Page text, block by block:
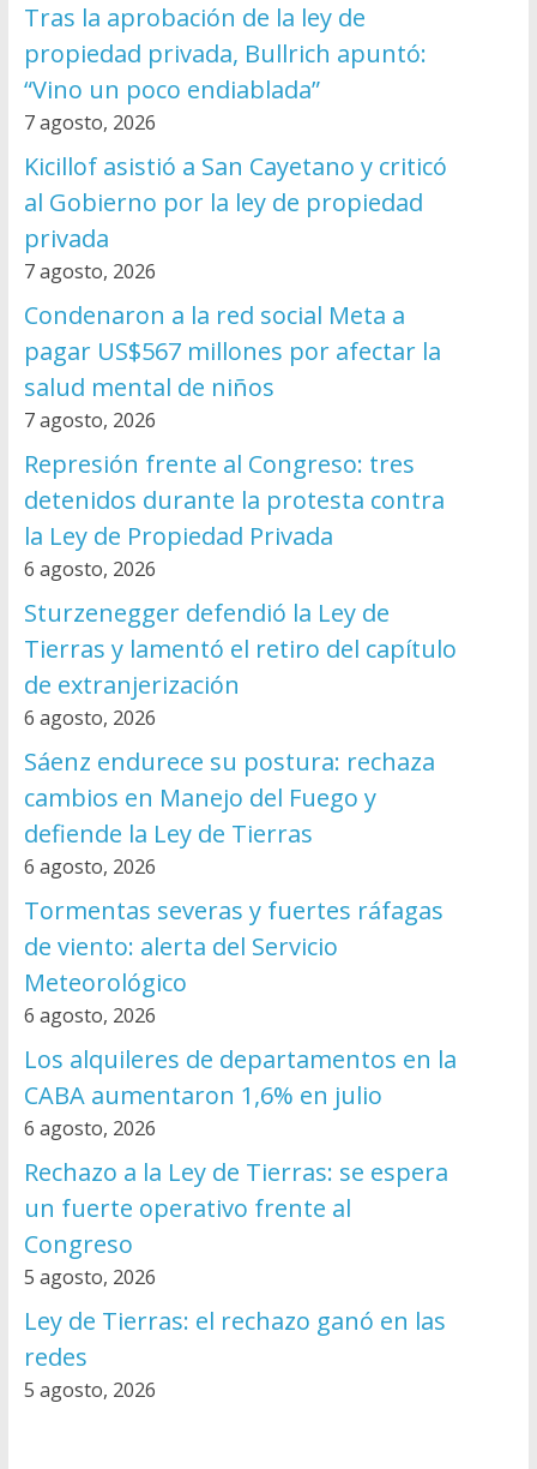
Tras la aprobación de la ley de
propiedad privada, Bullrich apuntó:
“Vino un poco endiablada”
7 agosto, 2026
Kicillof asistió a San Cayetano y criticó
al Gobierno por la ley de propiedad
privada
7 agosto, 2026
Condenaron a la red social Meta a
pagar US$567 millones por afectar la
salud mental de niños
7 agosto, 2026
Represión frente al Congreso: tres
detenidos durante la protesta contra
la Ley de Propiedad Privada
6 agosto, 2026
Sturzenegger defendió la Ley de
Tierras y lamentó el retiro del capítulo
de extranjerización
6 agosto, 2026
Sáenz endurece su postura: rechaza
cambios en Manejo del Fuego y
defiende la Ley de Tierras
6 agosto, 2026
Tormentas severas y fuertes ráfagas
de viento: alerta del Servicio
Meteorológico
6 agosto, 2026
Los alquileres de departamentos en la
CABA aumentaron 1,6% en julio
6 agosto, 2026
Rechazo a la Ley de Tierras: se espera
un fuerte operativo frente al
Congreso
5 agosto, 2026
Ley de Tierras: el rechazo ganó en las
redes
5 agosto, 2026